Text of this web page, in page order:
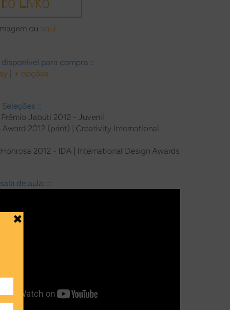
ou aqui
para compra ::
+ opções
::
Jabuti 2012 - Juvenil
Award 2012 (print) | Creativity International
2012 - IDA | International Design Awards
de aula: ::